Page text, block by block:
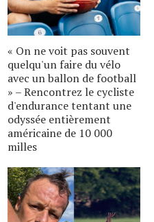
« On ne voit pas souvent
quelqu'un faire du vélo
avec un ballon de football
» – Rencontrez le cycliste
d'endurance tentant une
odyssée entièrement
américaine de 10 000
milles